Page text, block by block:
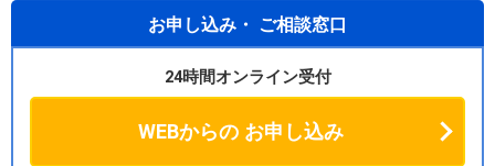
お申し込み・ ご相談窓口
24時間オンライン受付
WEBからのお申し込み